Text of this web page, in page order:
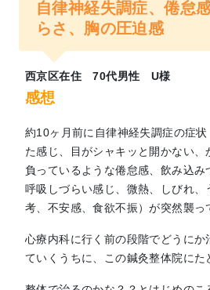
自律神経失調症、倦怠
らさ、胸の圧迫感
西京区在住 70代男性 U様
感想
約10ヶ月前に自律神経失調症の症
た感じ、目がシャキッと開かない
負っているような倦怠感、飲み込み
呼吸しづらい感じ、微熱、しびれ、
考、不安感、食欲不振）が突然襲っ
心療内科に行く前の段階でどうにか
ていくうちに、この鍼灸整体院にた